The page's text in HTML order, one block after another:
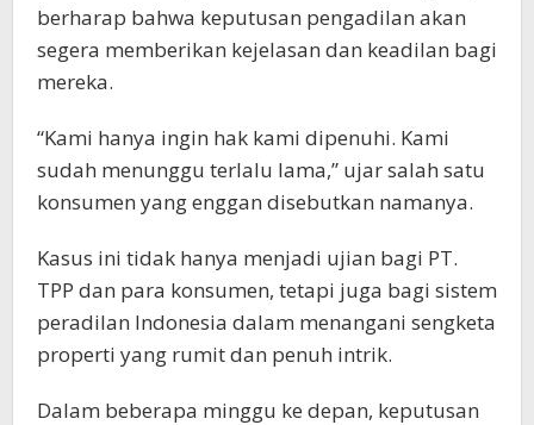
berharap bahwa keputusan pengadilan akan
segera memberikan kejelasan dan keadilan bagi
mereka.
“Kami hanya ingin hak kami dipenuhi. Kami
sudah menunggu terlalu lama,” ujar salah satu
konsumen yang enggan disebutkan namanya.
Kasus ini tidak hanya menjadi ujian bagi PT.
TPP dan para konsumen, tetapi juga bagi sistem
peradilan Indonesia dalam menangani sengketa
properti yang rumit dan penuh intrik.
Dalam beberapa minggu ke depan, keputusan